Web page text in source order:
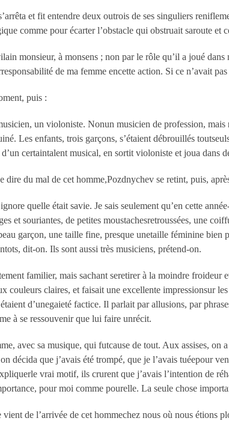
et fit entendre deux outrois de ses singuliers
comme pour écarter l’obstacle qui obstruait saroute et
monsieur, à monsens ; non par le rôle qu’il a joué
de ma femme encette action. Si ce n’avait
puis :
un violoniste. Nonun musicien de profession,
Les enfants, trois garçons, s’étaient débrouillés
certaintalent musical, en sortit violoniste et joua dans
dire du mal de cet homme,Pozdnychev se retint, puis,
quelle était savie. Je sais seulement qu’en cette
et souriantes, de petites moustachesretroussées, une
garçon, une taille fine, presque unetaille féminine bien
dit-on. Ils sont aussi très musiciens, prétend-on.
familier, mais sachant seretirer à la moindre froideur
couleurs claires, et faisait une excellente impressionsur
étaient d’unegaieté factice. Il parlait par allusions, par
à se ressouvenir que lui faire unrécit.
avec sa musique, qui futcause de tout. Aux assises,
décida que j’avais été trompé, que je l’avais tuéepour
vrai motif, ils crurent que j’avais l’intention de
pour moi comme pourelle. La seule chose
vient de l’arrivée de cet hommechez nous où nous étions